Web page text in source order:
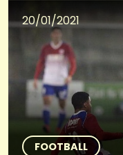
20/01/2021
FOOTBALL